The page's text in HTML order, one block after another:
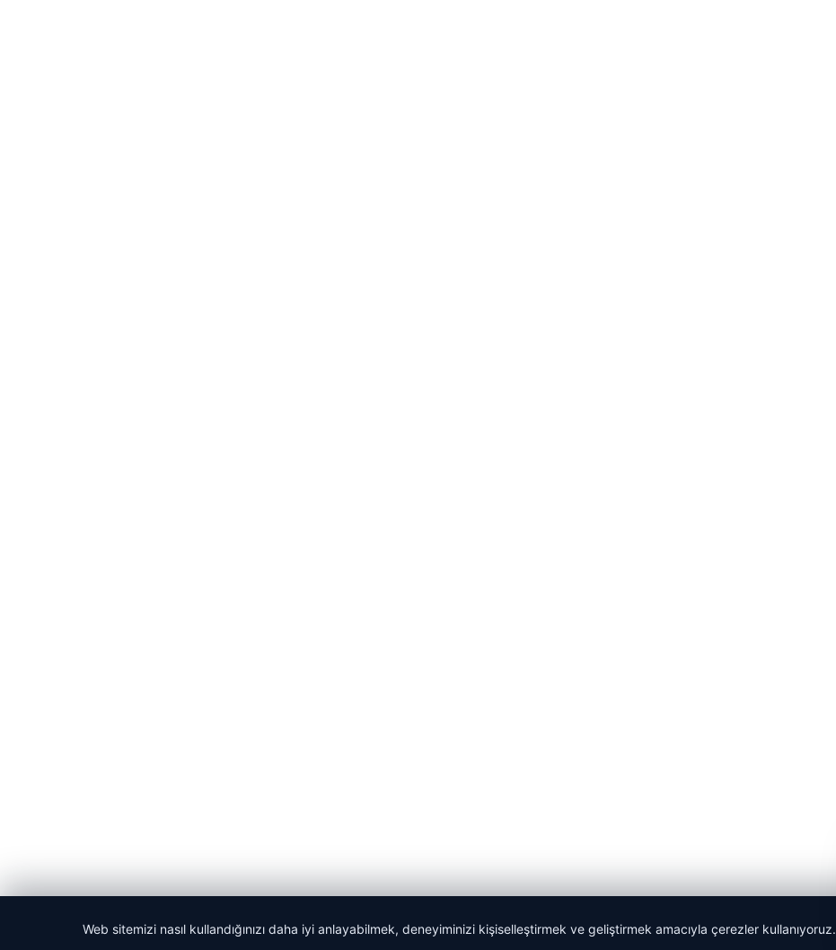
© 2026 Son Dakika Güncel – Güncel Haberler
Web sitemizi nasıl kullandığınızı daha iyi anlayabilmek, deneyiminizi kişiselleştirmek ve geliştirmek amacıyla çerezler kullanıyoruz.